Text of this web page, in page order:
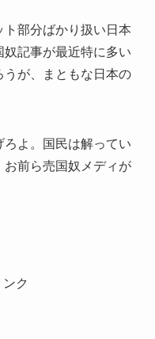
ト部分ばかり扱い日本
記事が最近特に多い
が、まともな日本の
ろよ。国民は解ってい
前ら売国奴メディが
ク